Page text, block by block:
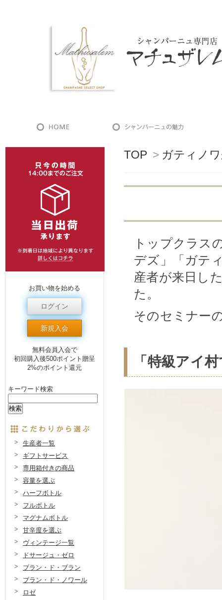
TOP > ガティノ
トップクラス
デズ」「ガテ
産者が来日し
た。
そのセミナー
「特級アイ
お買い物を始める
ログイン
新規入会
無料会員入会で
初回購入後500ポイント贈呈
2%のポイント還元
キーワード検索
生産者一覧
ギフトサービス
専用箱付きの商品
容量を選ぶ
ハーフボトル
フルボトル
マグナムボトル
甘辛度を選ぶ
ヴィンテージ一覧
ドサージュ・ゼロ
ブラン・ド・ブラン
ブラン・ド・ノワール
ロゼ